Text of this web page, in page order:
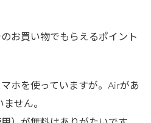
お買い物でもらえるポイント
ホを使っていますが。Airがあ
せん。